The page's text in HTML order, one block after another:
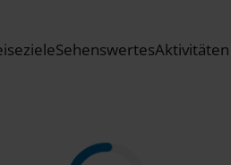
SehenswertesAktivitäten